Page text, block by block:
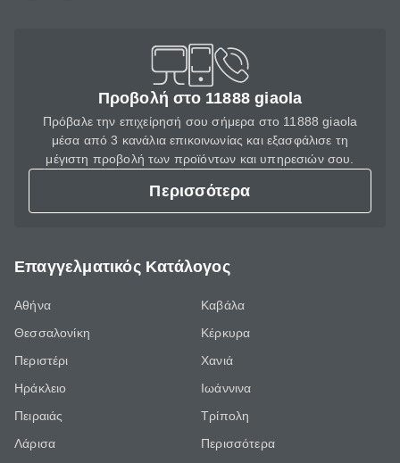
Προβολή στο 11888 giaola
Πρόβαλε την επιχείρησή σου σήμερα στο 11888 giaola
μέσα από 3 κανάλια επικοινωνίας και εξασφάλισε τη
μέγιστη προβολή των προϊόντων και υπηρεσιών σου.
Περισσότερα
Επαγγελματικός Κατάλογος
Αθήνα
Θεσσαλονίκη
Περιστέρι
Ηράκλειο
Πειραιάς
Λάρισα
Καβάλα
Κέρκυρα
Χανιά
Ιωάννινα
Τρίπολη
Περισσότερα